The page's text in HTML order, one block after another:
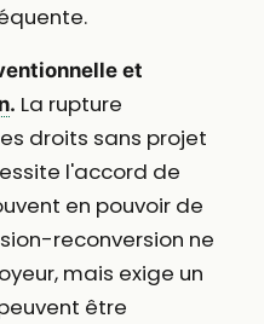
et
. La rupture
droits sans projet
l'accord de
en pouvoir de
reconversion ne
mais exige un
être